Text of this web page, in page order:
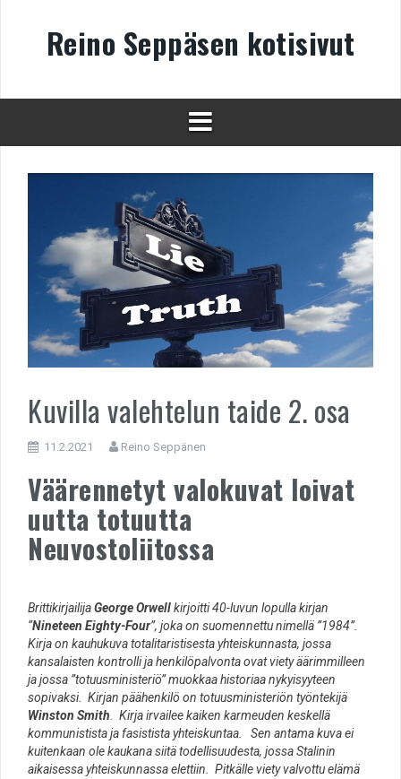
Reino Seppäsen kotisivut
Kuvilla valehtelun taide 2. osa
11.2.2021 Reino Seppänen
Väärennetyt valokuvat loivat
uutta totuutta
Neuvostoliitossa
BrittikirjailijaGeorge Orwellkirjoitti 40-luvun lopulla kirjan
“Nineteen Eighty-Four”, joka on suomennettu nimellä ”1984”.
Kirja on kauhukuva totalitaristisesta yhteiskunnasta, jossa
kansalaisten kontrolli ja henkilöpalvonta ovat viety äärimmilleen
ja jossa ”totuusministeriö” muokkaa historiaa nykyisyyteen
sopivaksi. Kirjan päähenkilö on totuusministeriön työntekijä
Winston Smith . Kirja irvailee kaiken karmeuden keskellä
kommunistista ja fasistista yhteiskuntaa. Sen antama kuva ei
kuitenkaan ole kaukana siitä todellisuudesta, jossa Stalinin
aikaisessa yhteiskunnassa elettiin. Pitkälle viety valvottu elämä